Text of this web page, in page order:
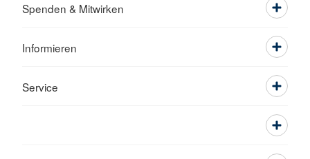
Spenden & Mitwirken
Informieren
Service